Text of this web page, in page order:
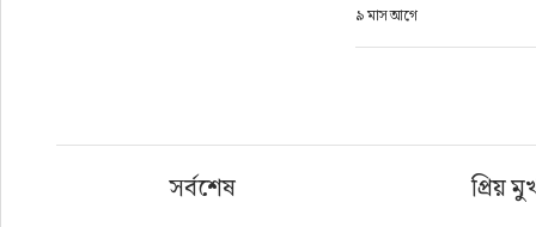
৯ মাস আগে
সর্বশেষ প্রিয়